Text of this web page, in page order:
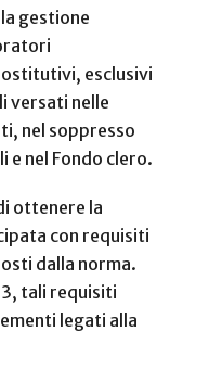
gestione
esclusivi
versati nelle
nel soppresso
e nel Fondo clero.
ottenere la
con requisiti
dalla norma.
tali requisiti
legati alla